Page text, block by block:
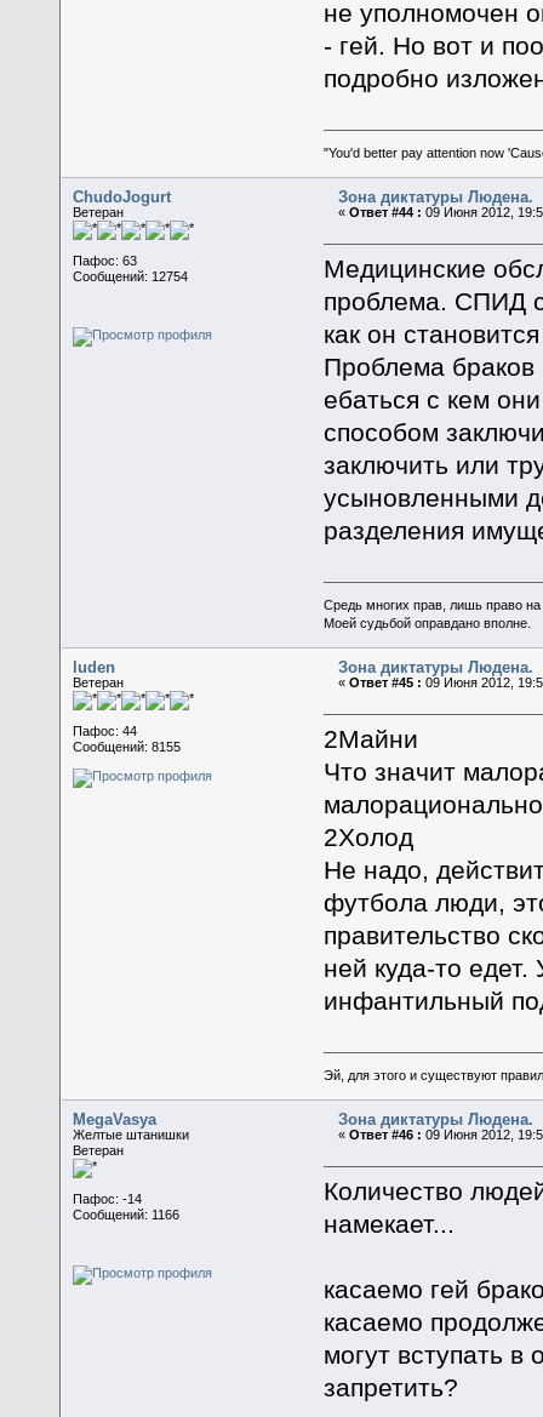
не уполномочен
- гей. Но вот и
подробно
"You'd better pay attention now
ChudoJogurt
Ветеран
Пафос: 63
Сообщений: 12754
Зона диктатуры Людена.
«Ответ #44 : 09 Июня 2012,
Медицинские
проблема. СПИД
как он
Проблема браков
ебаться с кем
способом
заключить или
усыновленными
разделения
Средь многих прав, лишь право
Моей судьбой оправдано вполне.
luden
Ветеран
Пафос: 44
Сообщений: 8155
Зона диктатуры Людена.
«Ответ #45 : 09 Июня 2012,
2Майни
Что значит
2Холод
Не надо,
футбола люди,
правительство
ней куда-то
инфантильный
Эй, для этого и существуют
MegaVasya
Желтые штанишки
Ветеран
Пафос: -14
Сообщений: 1166
Зона диктатуры Людена.
«Ответ #46 : 09 Июня 2012,
Количество
намекает...
касаемо гей
касаемо
могут вступать
запретить?